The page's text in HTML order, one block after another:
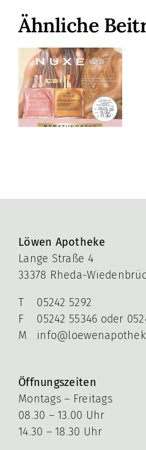
Ähnliche
Löwen Apotheke
Lange Straße 4
33378 Rheda-
T 05242 5292
F 05242 55346 oder
M
Öffnungszeiten
Montags – Freitags
08.30 – 13.00 Uhr
14.30 – 18.30 Uhr